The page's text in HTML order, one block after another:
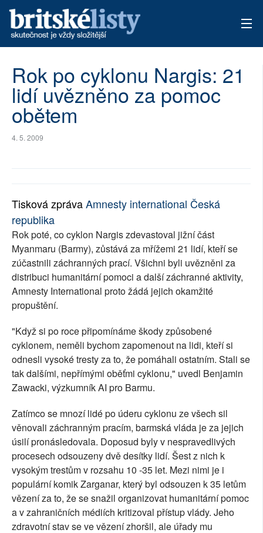
ARCHIV
TÉMATA
AUTOŘI
Rok po cyklonu Nargis: 21
lidí uvězněno za pomoc
obětem
4. 5. 2009
Tisková zprávaAmnesty international Česká
republika
Rok poté, co cyklon Nargis zdevastoval jižní část
Myanmaru (Barmy), zůstává za mřížemi 21 lidí, kteří se
zúčastnili záchranných prací. Všichni byli uvězněni za
distribuci humanitární pomoci a další záchranné aktivity,
Amnesty International proto žádá jejich okamžité
propuštění.
"Když si po roce připomínáme škody způsobené
cyklonem, neměli bychom zapomenout na lidi, kteří si
odnesli vysoké tresty za to, že pomáhali ostatním. Stali se
tak dalšími, nepřímými oběťmi cyklonu," uvedl Benjamin
Zawacki, výzkumník AI pro Barmu.
Zatímco se mnozí lidé po úderu cyklonu ze všech sil
věnovali záchranným pracím, barmská vláda je za jejich
úsilí pronásledovala. Doposud byly v nespravedlivých
procesech odsouzeny dvě desítky lidí. Šest z nich k
vysokým trestům v rozsahu 10 -35 let. Mezi nimi je i
populární komik Zarganar, který byl odsouzen k 35 letům
vězení za to, že se snažil organizovat humanitární pomoc
a v zahraničních médiích kritizoval přístup vlády. Jeho
zdravotní stav se ve vězení zhoršil, ale úřady mu